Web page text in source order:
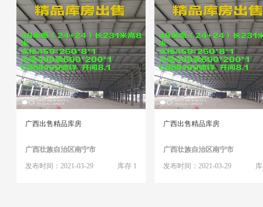
广西出售精品库房
广西壮族自治区南宁市
库存 1
发布时间：2021-03-29
广西出售精品库房
广西壮族自治区南宁市
发布时间：2021-03-29